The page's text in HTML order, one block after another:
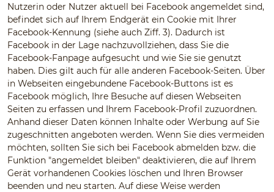
Nutzerin oder Nutzer aktuell bei Facebook angemeldet sind,
befindet sich auf Ihrem Endgerät ein Cookie mit Ihrer
Facebook-Kennung (siehe auch Ziff. 3). Dadurch ist
Facebook in der Lage nachzuvollziehen, dass Sie die
Facebook-Fanpage aufgesucht und wie Sie sie genutzt
haben. Dies gilt auch für alle anderen Facebook-Seiten. Über
in Webseiten eingebundene Facebook-Buttons ist es
Facebook möglich, Ihre Besuche auf diesen Webseiten
Seiten zu erfassen und Ihrem Facebook-Profil zuzuordnen.
Anhand dieser Daten können Inhalte oder Werbung auf Sie
zugeschnitten angeboten werden. Wenn Sie dies vermeiden
möchten, sollten Sie sich bei Facebook abmelden bzw. die
Funktion "angemeldet bleiben" deaktivieren, die auf Ihrem
Gerät vorhandenen Cookies löschen und Ihren Browser
beenden und neu starten. Auf diese Weise werden